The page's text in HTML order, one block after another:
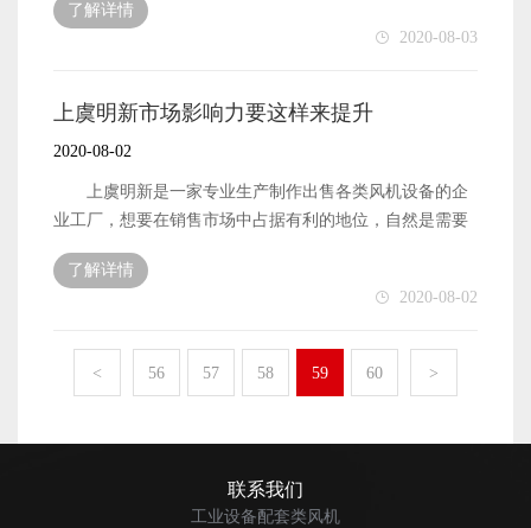
升起来了。 综上所述，作为明新风机的生产制作厂
家，想要自身生产制作出来的风机设备能够拥有比较不错
保生产出来的风机能够拥有良好的质量和性能。 以上
便是明新风机设备自身的质量对于的销量影响了。
寿命。那么，防爆风机设备的质量要怎么才能得到保障呢?
下面本文就来简单地介绍一下。 防爆风机设备的质量
厂家做好自身的生产原材料采购工作了。厂家采购回来的
生产制作出质量优质的设备来。 防爆风机设备的质量
性能想要得到保障，除了需要厂家做好生产原材料的采购
工作之外，还需要该设备的生产厂家做好自身的生产技术
作出来的风机设备才能拥有更高的质量。 防爆风机设
备的质量性能想要得到保障，当然不光是需要生产该设备
了解详情
2020-08-03
上虞明新市场影响力要这样来提升
2020-08-02
上虞明新是一家专业生产制作出售各类风机设备的企
业工厂，想要在销售市场中占据有利的地位，自然是需要
做好企业自身的市场影响力提升工作了。企业可以拥有比
较强的市场影响力，就可以获得更多用户的认可和关注
了，自然也就能够在销售市场中拥有比较不错的表现，企
企业的市场影响力要怎么来提升呢?下面本文就来简单地介
绍一下。 上虞明新企业想要将自身的影响力提升起
家能够将自身的生产加工工作做好，确保生产制作出来的
产品能够拥有比较不错的质量，以及足够多的产品数量，
也就可以销售出去更多的产品了，能够拥有更多的用户的
了解详情
2020-08-02
< 56 57 58 59 60 >
联系我们
工业设备配套类风机